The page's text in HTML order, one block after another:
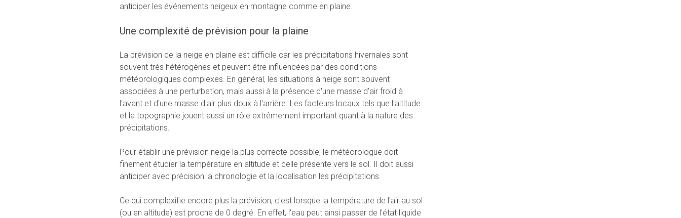
anticiper les événements neigeux en montagne comme en plaine.
Une complexité de prévision pour la plaine
La prévision de la neige en plaine est difficile car les précipitations hivernales sont
souvent très hétérogènes et peuvent être influencées par des conditions
météorologiques complexes. En général, les situations à neige sont souvent
associées à une perturbation, mais aussi à la présence d'une masse d'air froid à
l'avant et d'une masse d'air plus doux à l'arrière. Les facteurs locaux tels que l'altitude
et la topographie jouent aussi un rôle extrêmement important quant à la nature des
précipitations.
Pour établir une prévision neige la plus correcte possible, le météorologue doit
finement étudier la température en altitude et celle présente vers le sol. Il doit aussi
anticiper avec précision la chronologie et la localisation les précipitations.
Ce qui complexifie encore plus la prévision, c'est lorsque la température de l'air au sol
(ou en altitude) est proche de 0 degré. En effet, l'eau peut ainsi passer de l'état liquide